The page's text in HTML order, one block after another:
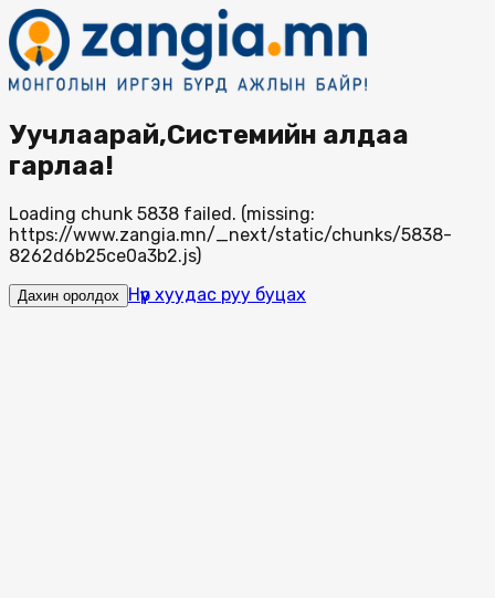
Уучлаарай,Системийн алдаа
гарлаа!
Loading chunk 5838 failed. (missing:
https://www.zangia.mn/_next/static/chunks/5838-
8262d6b25ce0a3b2.js)
Дахин оролдох Нүүр хуудас руу буцах